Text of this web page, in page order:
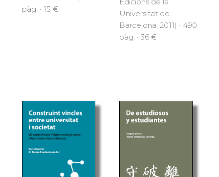
pàg. · 15 €
Edicions de la
Universitat de
Barcelona, 2011) · 490
pàg. · 36 €